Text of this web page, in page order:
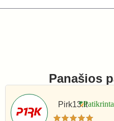
Panašios
Pirk13.lt